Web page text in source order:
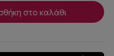
στο καλάθι